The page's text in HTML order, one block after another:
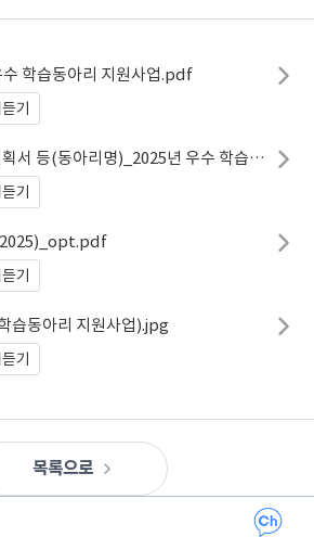
학습동아리 지원사업.pdf
기
[양식] 신청서 및 계획서 등(동아리명)_2025년 우수 학습동아리 지원사업.hwp
기
기
습동아리 지원사업).jpg
기
목록으로